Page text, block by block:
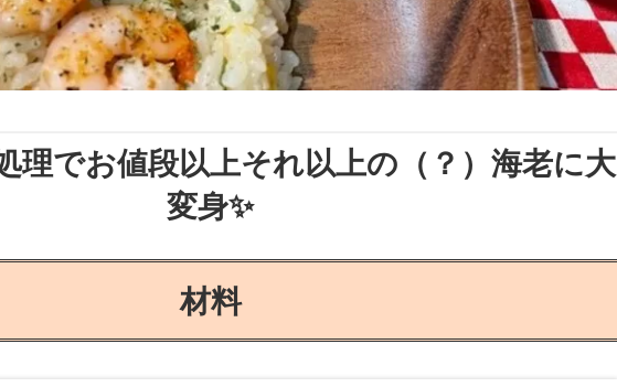
理でお値段以上それ以上の（？）海老に大
変身✨
材料